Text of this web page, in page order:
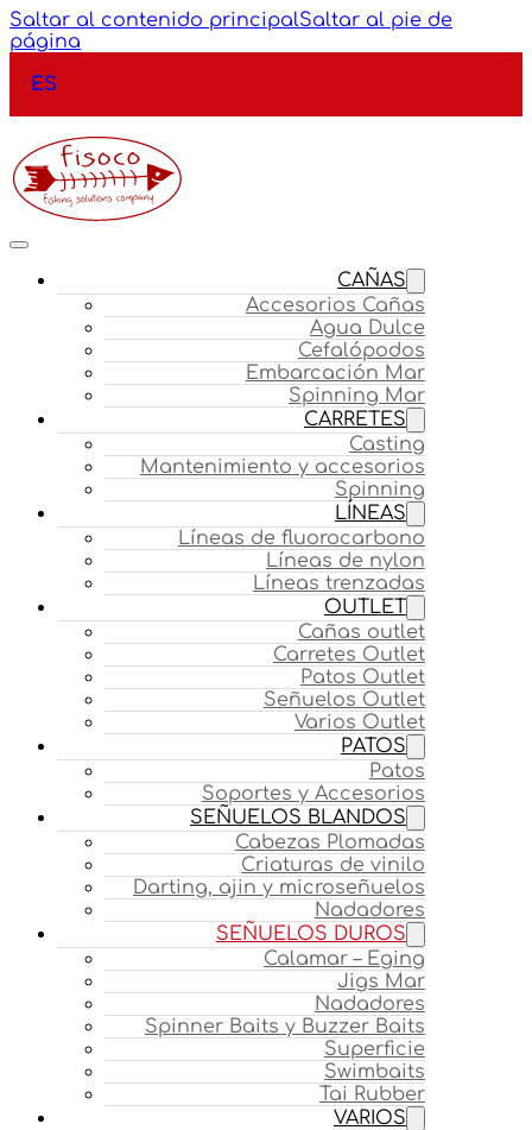
Saltar al contenido principalSaltar al pie de
página
ES
CAÑAS
Accesorios Cañas
Agua Dulce
Cefalópodos
Embarcación Mar
Spinning Mar
CARRETES
Casting
Mantenimiento y accesorios
Spinning
LÍNEAS
Líneas de fluorocarbono
Líneas de nylon
Líneas trenzadas
OUTLET
Cañas outlet
Carretes Outlet
Patos Outlet
Señuelos Outlet
Varios Outlet
PATOS
Patos
Soportes y Accesorios
SEÑUELOS BLANDOS
Cabezas Plomadas
Criaturas de vinilo
Darting, ajin y microseñuelos
Nadadores
SEÑUELOS DUROS
Calamar – Eging
Jigs Mar
Nadadores
Spinner Baits y Buzzer Baits
Superficie
Swimbaits
Tai Rubber
VARIOS